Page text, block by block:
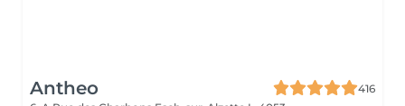
Antheo
416